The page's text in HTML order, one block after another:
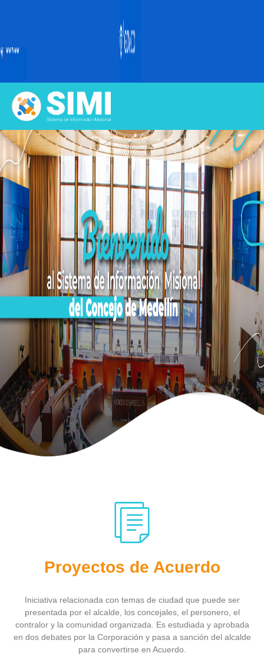
Proyectos de Acuerdo
Iniciativa relacionada con temas de ciudad que puede ser
presentada por el alcalde, los concejales, el personero, el
contralor y la comunidad organizada. Es estudiada y aprobada
en dos debates por la Corporación y pasa a sanción del alcalde
para convertirse en Acuerdo.